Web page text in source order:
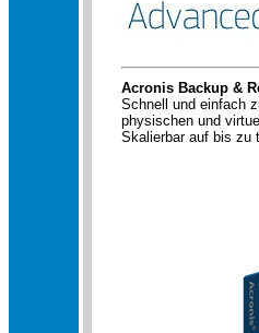
Acronis Backup &
Schnell und einfach
physischen und
Skalierbar auf bis zu